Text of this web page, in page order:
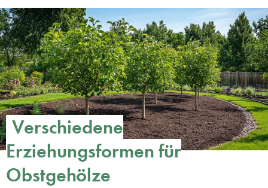
Verschiedene
Erziehungsformen für
Obstgehölze